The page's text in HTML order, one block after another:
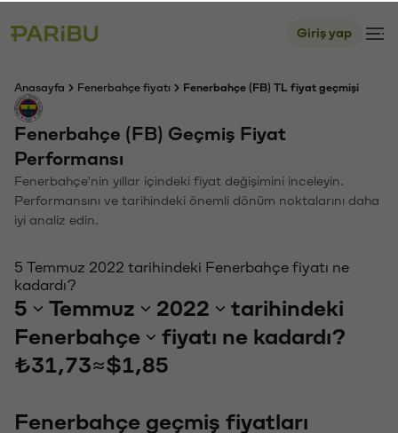
Giriş yap
Anasayfa Fenerbahçe fiyatı Fenerbahçe (FB) TL fiyat geçmişi
Fenerbahçe (FB) Geçmiş Fiyat
Performansı
Fenerbahçe'nin yıllar içindeki fiyat değişimini inceleyin.
Performansını ve tarihindeki önemli dönüm noktalarını daha
iyi analiz edin.
5 Temmuz 2022 tarihindeki Fenerbahçe fiyatı ne
kadardı?
5 Temmuz 2022
tarihindeki
Fenerbahçe
fiyatı ne kadardı?
₺31,73≈$1,85
Fenerbahçe geçmiş fiyatları